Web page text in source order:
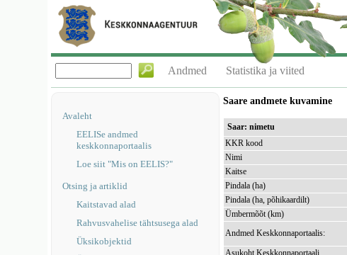
Andmed Statistika ja viited
Avaleht
EELISe andmed
keskkonnaportaalis
Loe siit "Mis on EELIS?"
Otsing ja artiklid
Kaitstavad alad
Rahvusvahelise tähtsusega alad
Üksikobjektid
Saare andmete kuvamine
Saar: nimetu
KKR kood
Nimi
Kaitse
Pindala (ha)
Pindala (ha, põhikaardilt)
Ümbermõõt (km)
Andmed Keskkonnaportaalis:
Asukoht Keskkonnaportaali